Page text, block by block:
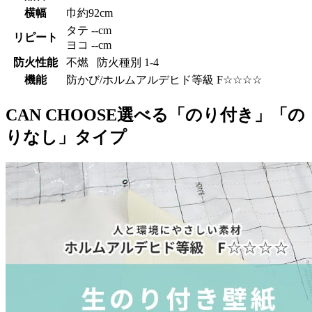
横幅
巾約92cm
リピート
タテ --cm
ヨコ --cm
防火性能
不燃 防火種別 1-4
機能
防かび/ホルムアルデヒド等級 F☆☆☆☆
CAN CHOOSE選べる「のり付き」「の
りなし」タイプ